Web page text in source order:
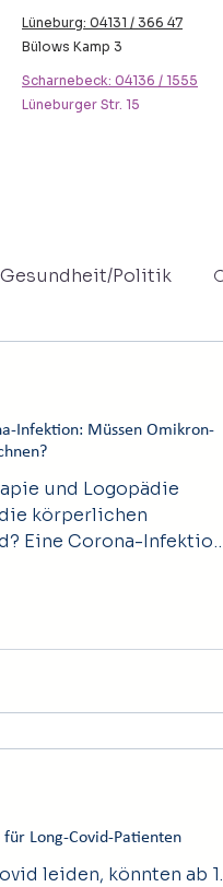
Lüneburg: 04131 / 366 47
Bülows Kamp 3
Scharnebeck: 04136 / 1555
Lüneburger Str. 15
Gesundheit/Politik
Infektion: Müssen Omikron-
und Logopädie
körperlichen
Scheibenbogen gibt
Hinweise auf das
Long-Covid-Patienten
leiden, könnten ab 1.